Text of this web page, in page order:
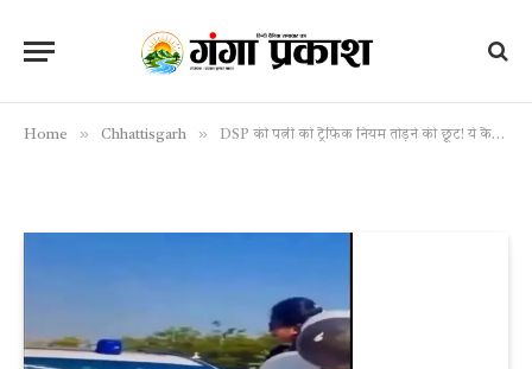
Home » Chhattisgarh » DSP की पत्नी को ट्रैफिक नियम तोड़ने की छूट! ये कैसी कार्रवाई